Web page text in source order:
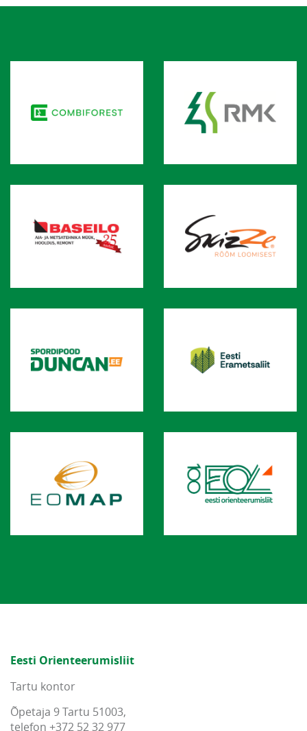
Eesti Orienteerumisliit
Tartu kontor
Õpetaja 9 Tartu 51003,
telefon +372 52 32 977